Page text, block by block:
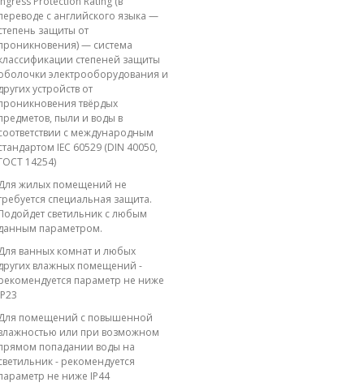
с английского языка —
защиты от
— система
степеней защиты
электрооборудования и
устройств от
твёрдых
пыли и воды в
с международным
IEC 60529 (DIN 40050,
14254)
жилых помещений не
специальная защита.
светильник с любым
параметром.
ванных комнат и любых
влажных помещений -
параметр не ниже
помещений с повышенной
или при возможном
попадании воды на
- рекомендуется
не ниже IP44